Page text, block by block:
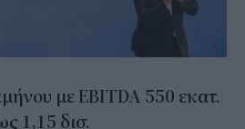
με EBITDA 550 εκατ.
1,15 δισ.